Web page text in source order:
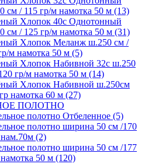
см / 115 гр/м намотка 50 м (13)
Хлопок 40с Однотонный
см / 125 гр/м намотка 50 м (31)
Хлопок Меланж ш.250 см /
м намотка 50 м (5)
Хлопок Набивной 32с ш.250
гр/м намотка 50 м (14)
Хлопок Набивной ш.250см
намотка 60 м (27)
ПОЛОТНО
полотно Отбеленное (5)
полотно ширина 50 см /170
(2)
полотно ширина 50 см /177
50 м (120)